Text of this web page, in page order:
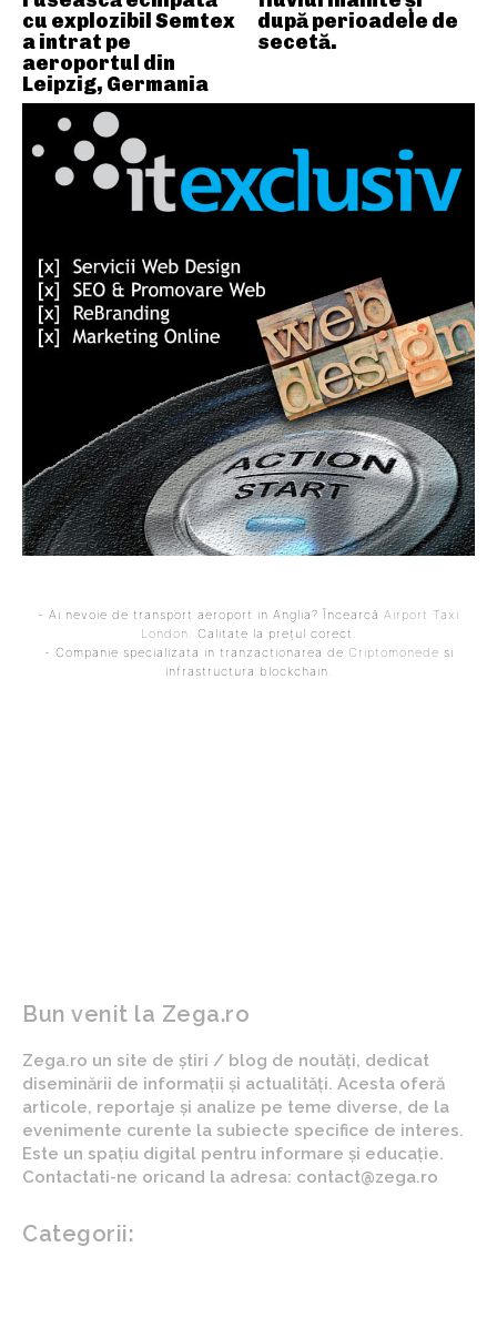
cu explozibil Semtex
a intrat pe
aeroportul din
Leipzig, Germania
după perioadele de
secetă.
- Ai nevoie de transport aeroport in Anglia? Încearcă Airport Taxi
London . Calitate la prețul corect.
- Companie specializata in tranzactionarea de Criptomonede si
infrastructura blockchain.
Bun venit la Zega.ro
Zega.ro un site de știri / blog de noutăți, dedicat
diseminării de informații și actualități. Acesta oferă
articole, reportaje și analize pe teme diverse, de la
evenimente curente la subiecte specifice de interes.
Este un spațiu digital pentru informare și educație.
Contactati-ne oricand la adresa: contact@zega.ro
Categorii: